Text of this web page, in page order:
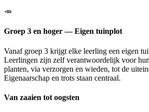
🥕
Groep 3 en hoger — Eigen tuinplot
Vanaf groep 3 krijgt elke leerling een eigen
Leerlingen zijn zelf verantwoordelijk voor
planten, via verzorgen en wieden, tot de
Eigenaarschap en trots staan centraal.
Van zaaien tot oogsten